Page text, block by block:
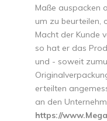
Maße auspacken
um zu beurteilen,
Macht der Kunde
so hat er das
und - soweit
erteilten
an den
https://